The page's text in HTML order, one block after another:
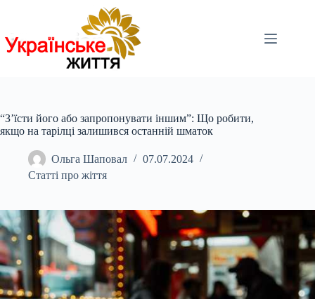
“З’їсти його або запропонувати іншим”: Що робити,
якщо на тарілці залишився останній шматок
Ольга Шаповал
07.07.2024
Статті про жіття